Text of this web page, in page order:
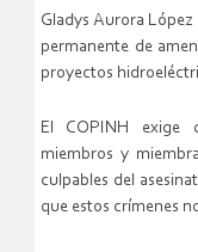
Gladys Aurora
permanente de
proyectos
El COPINH exige
miembros y
culpables del
que estos crímenes